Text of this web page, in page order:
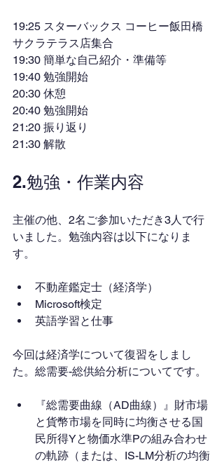
19:25 スターバックス コーヒー飯田橋
サクラテラス店集合
19:30 簡単な自己紹介・準備等
19:40 勉強開始
20:30 休憩
20:40 勉強開始
21:20 振り返り
21:30 解散
2.勉強・作業内容
主催の他、2名ご参加いただき3人で行
いました。勉強内容は以下になりま
す。
不動産鑑定士（経済学）
Microsoft検定
英語学習と仕事
今回は経済学について復習をしまし
た。総需要-総供給分析についてです。
『総需要曲線（AD曲線）』財市場
と貨幣市場を同時に均衡させる国
民所得Yと物価水準Pの組み合わせ
の軌跡（または、IS-LM分析の均衡